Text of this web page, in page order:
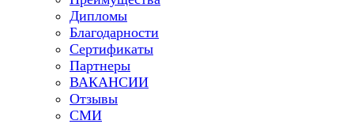
Дипломы
Благодарности
Сертификаты
Партнеры
ВАКАНСИИ
Отзывы
СМИ